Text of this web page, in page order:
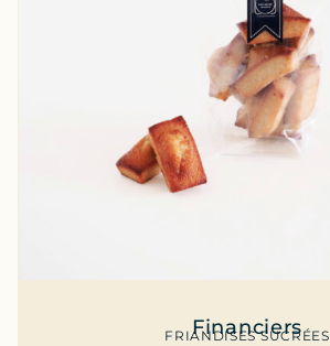
Financiers
FRIANDISES SUCRÉES